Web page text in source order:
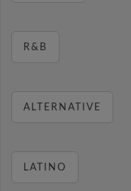
R&B
ALTERNATIVE
LATINO